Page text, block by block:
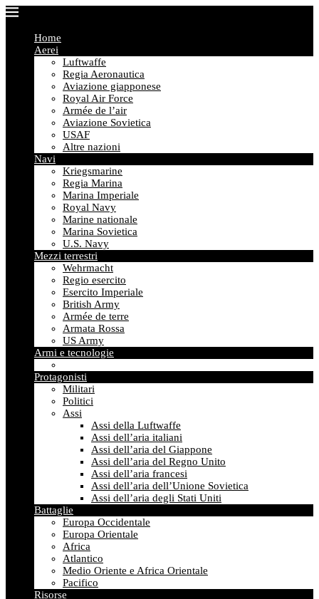
Home
Aerei
Luftwaffe
Regia Aeronautica
Aviazione giapponese
Royal Air Force
Armée de l’air
Aviazione Sovietica
USAF
Altre nazioni
Navi
Kriegsmarine
Regia Marina
Marina Imperiale
Royal Navy
Marine nationale
Marina Sovietica
U.S. Navy
Mezzi terrestri
Wehrmacht
Regio esercito
Esercito Imperiale
British Army
Armée de terre
Armata Rossa
US Army
Armi e tecnologie
Protagonisti
Militari
Politici
Assi
Assi della Luftwaffe
Assi dell’aria italiani
Assi dell’aria del Giappone
Assi dell’aria del Regno Unito
Assi dell’aria francesi
Assi dell’aria dell’Unione Sovietica
Assi dell’aria degli Stati Uniti
Battaglie
Europa Occidentale
Europa Orientale
Africa
Atlantico
Medio Oriente e Africa Orientale
Pacifico
Risorse